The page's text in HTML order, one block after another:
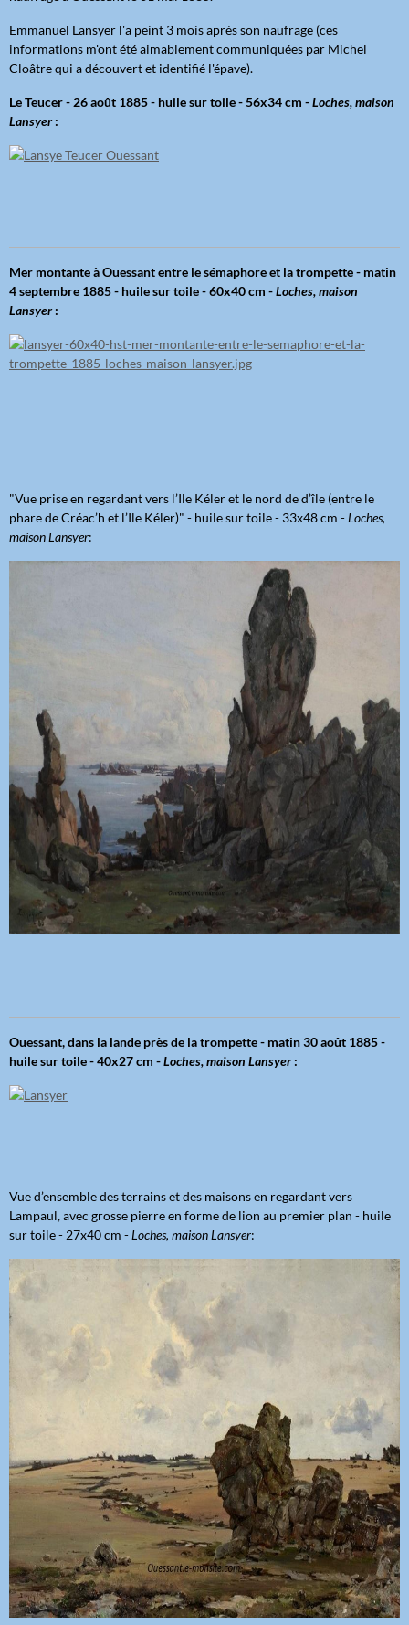
Emmanuel Lansyer l'a peint 3 mois après son naufrage (ces
informations m'ont été aimablement communiquées par Michel
Cloâtre qui a découvert et identifié l'épave).
Le Teucer - 26 août 1885 - huile sur toile - 56x34 cm -Loches, maison
Lansyer:
Mer montante à Ouessant entre le sémaphore et la trompette - matin
4 septembre 1885 - huile sur toile - 60x40 cm -Loches, maison
Lansyer:
"Vue prise en regardant vers l’Ile Kéler et le nord de d’île (entre le
phare de Créac’h et l’Ile Kéler)" - huile sur toile - 33x48 cm -Loches,
maison Lansyer:
Ouessant, dans la lande près de la trompette - matin 30 août 1885 -
huile sur toile - 40x27 cm -Loches, maison Lansyer:
Vue d’ensemble des terrains et des maisons en regardant vers
Lampaul, avec grosse pierre en forme de lion au premier plan - huile
sur toile - 27x40 cm -Loches, maison Lansyer: